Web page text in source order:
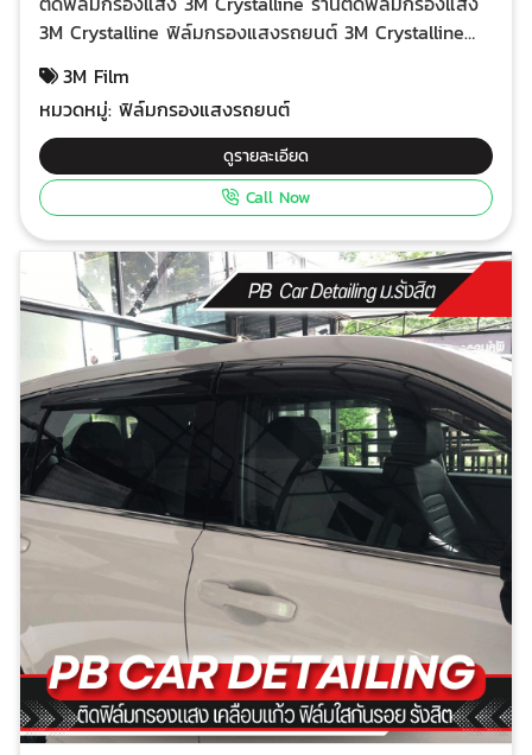
3M Crystalline ฟิล์มกรองแสงรถยนต์ 3M Crystalline
Crystalline? เย็นสบายตลอดเวลา เทคโนโลยีนาโนหลายชั้น
ช่วยลดความร้อนจากแสงอาทิตย์ได้อย่างมีประสิทธิภาพ
ทำให้ภายในรถเย็นสบาย แม้จอดรถกลางแดด ทัศนวิสัย
ชัดเจน ฟิล์มใส ไม่บดบังทัศนวิสัยในการขับขี่ มองเห็นได้
ชัดเจนทั้งกลางวันและกลางคืน ป้องกันรังสี UV ปกป้องผิว
มะเร็งผิวหนัง คงความเป็นส่วนตัว บานหลังเข้ม ป้องกัน
สายตาจากภายนอก ทนทาน ไม่เปลี่ยนสี ไม่ลอก ไม่บวม
C20 ความเข้มของสีที่เหมาะสมกับการใช้งานทั่วไป ให้ความ
เป็นส่วนตัวในระดับหนึ่ง C40 ความเข้มของสีที่มากขึ้น
เหมาะสำหรับผู้ที่ต้องการความเป็นส่วนตัวสูง C50 ความเข้ม
ของสีที่มากที่สุด เหมาะสำหรับผู้ที่ต้องการความมืดสนิท
ปกป้องภายในรถ ช่วยลดความร้อนที่ทำให้อุปกรณ์
อิเล็กทรอนิกส์ในรถเสื่อมสภาพ เพิ่มความสวยงาม ทำให้รถ
ของคุณดูทันสมัยและมีระดับ คุ้มค่ากับการลงทุน อายุการใช้
งานยาวนาน
3M Film
หมวดหมู่:ฟิล์มกรองแสงรถยนต์
ดูรายละเอียด
Call Now